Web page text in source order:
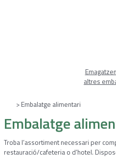
altres
> Embalatge alimentari
Embalatge
Troba l’assortiment necessari per
restauració/cafeteria o d’hotel.